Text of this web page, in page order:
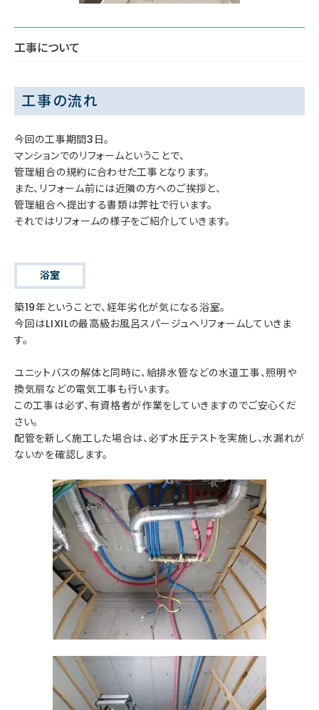
工事について
工事の流れ
今回の工事期間3日。
マンションでのリフォームということで、
管理組合の規約に合わせた工事となります。
また、リフォーム前には近隣の方へのご挨拶と、
管理組合へ提出する書類は弊社で行います。
それではリフォームの様子をご紹介していきます。
浴室
築19年ということで、経年劣化が気になる浴室。
今回はLIXILの最高級お風呂スパージュへリフォームしていきま
す。
ユニットバスの解体と同時に、給排水管などの水道工事、照明や
換気扇などの電気工事も行います。
この工事は必ず、有資格者が作業をしていきますのでご安心くだ
さい。
配管を新しく施工した場合は、必ず水圧テストを実施し、水漏れが
ないかを確認します。